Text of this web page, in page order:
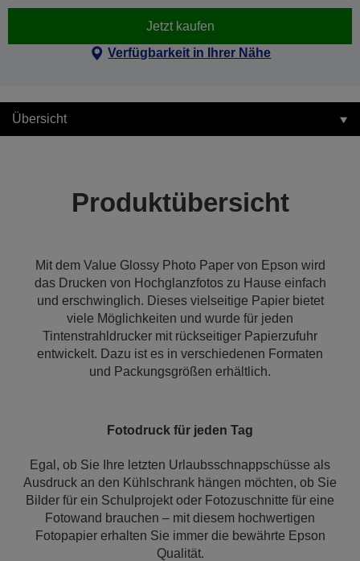
Jetzt kaufen
Verfügbarkeit in Ihrer Nähe
Übersicht
Produktübersicht
Mit dem Value Glossy Photo Paper von Epson wird
das Drucken von Hochglanzfotos zu Hause einfach
und erschwinglich. Dieses vielseitige Papier bietet
viele Möglichkeiten und wurde für jeden
Tintenstrahldrucker mit rückseitiger Papierzufuhr
entwickelt. Dazu ist es in verschiedenen Formaten
und Packungsgrößen erhältlich.
Fotodruck für jeden Tag
Egal, ob Sie Ihre letzten Urlaubsschnappschüsse als
Ausdruck an den Kühlschrank hängen möchten, ob Sie
Bilder für ein Schulprojekt oder Fotozuschnitte für eine
Fotowand brauchen – mit diesem hochwertigen
Fotopapier erhalten Sie immer die bewährte Epson
Qualität.